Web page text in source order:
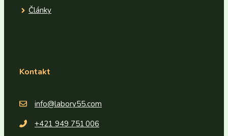
Články
Kontakt
info@labory55.com
+421 949 751 006